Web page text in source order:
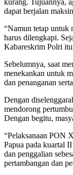
dapat berjalan
“Namun tetap untuk
harus dilengkapi.
Kabareskrim Polri
Sebelumnya, saat
menekankan untuk
dan penanganan
Dengan
mendorong
Dengan begitu,
“Pelaksanaan PON
Papua pada kuartal
dan penggalian
pertambangan dan